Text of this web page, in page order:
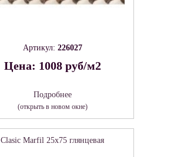
Артикул: 226027
Цена: 1008 руб/м2
Подробнее
(открыть в новом окне)
Clasic Marfil 25х75 глянцевая